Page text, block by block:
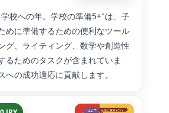
校への年。学校の準備5+"は、子
めに準備するための便利なツール
グ、ライティング、数学や創造性
るためのタスクが含まれていま
への成功適応に貢献します。